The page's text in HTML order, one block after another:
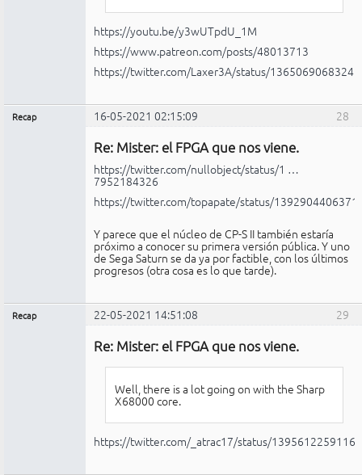
https://youtu.be/y3wUTpdU_1M
https://www.patreon.com/posts/48013713
https://twitter.com/Laxer3A/status/
28
Recap 16-05-2021 02:15:09
Re: Mister: el FPGA que nos viene.
https://twitter.com/nullobject/status/1 …
7952184326
https://twitter.com/topapate/status/
Y parece que el núcleo de CP-S II también estaría
próximo a conocer su primera versión pública. Y uno
de Sega Saturn se da ya por factible, con los últimos
progresos (otra cosa es lo que tarde).
29
Recap 22-05-2021 14:51:08
Re: Mister: el FPGA que nos viene.
Well, there is a lot going on with the Sharp
X68000 core.
https://twitter.com/_atrac17/status/